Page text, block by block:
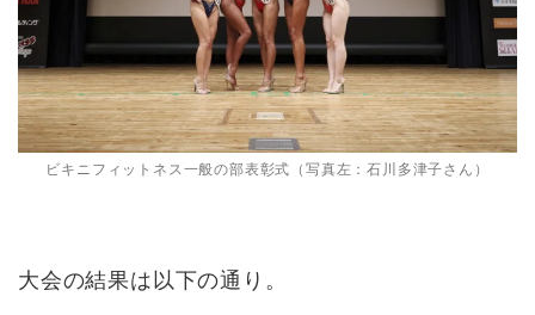
ビキニフィットネス一般の部表彰式（写真左：石川多津子さん）
大会の結果は以下の通り。